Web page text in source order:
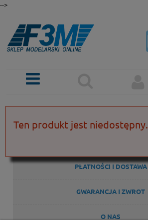
-->
Ten produkt jest niedostępny.
PŁATNOŚCI I DOSTAWA
GWARANCJA I ZWROT
O NAS